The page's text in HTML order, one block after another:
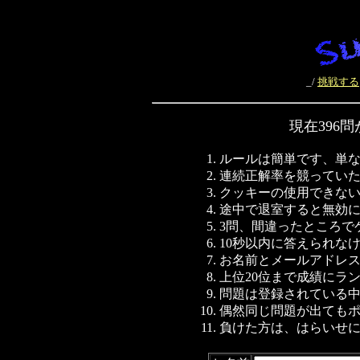
_/ 挑戦する
現在396問
ルールは簡単です、単
連続正解率を競ってい
クッキーの使用できな
途中で退室すると無効
3問、間違ったところで
10秒以内に答えられな
お名前とメールアドレ
上位20位まで成績にラ
問題は登録されている
偶然同じ問題が出ても
負けた方は、はらいせ